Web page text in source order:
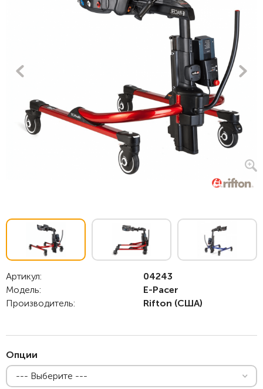
Артикул:
04243
Модель:
E-Pacer
Производитель:
Rifton (США)
Опции
--- Выберите ---